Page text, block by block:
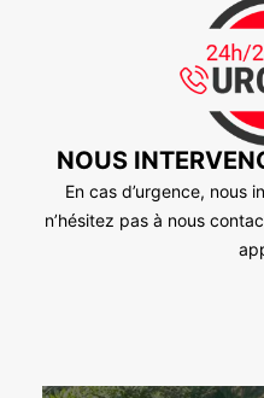
NOUS
En cas d’urgence, nous
n’hésitez pas à nous